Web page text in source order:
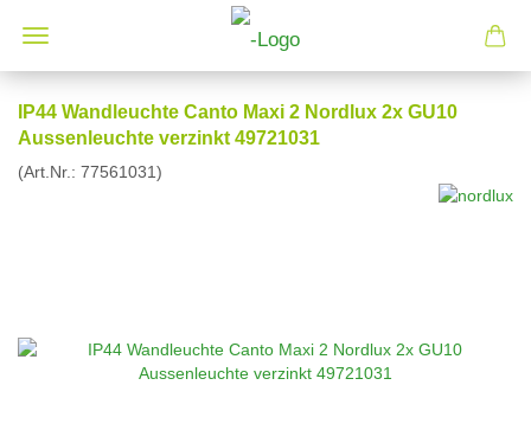
IP44 Wandleuchte Canto Maxi 2 Nordlux 2x GU10
Aussenleuchte verzinkt 49721031
(Art.Nr.: 77561031)